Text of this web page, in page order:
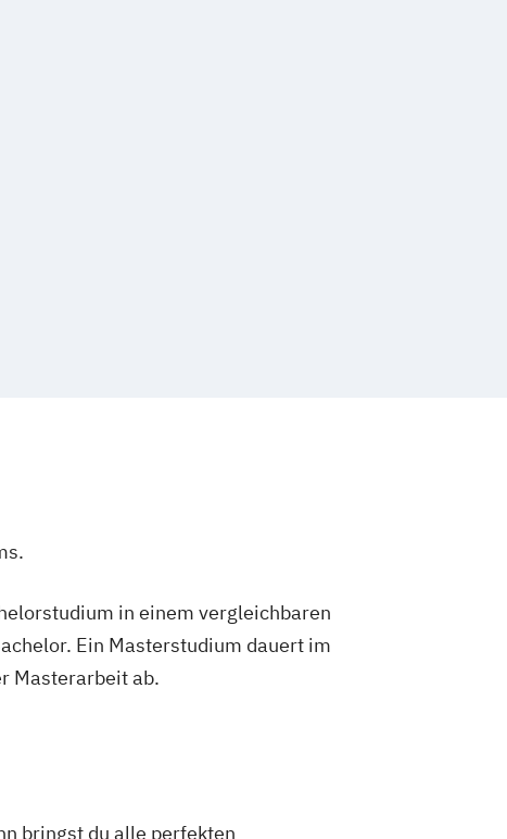
in einem vergleichbaren
Ein Masterstudium dauert im
Masterarbeit ab.
bringst du alle perfekten